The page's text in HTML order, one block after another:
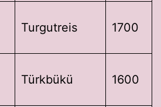
Turgutreis 1700
Türkbükü 1600